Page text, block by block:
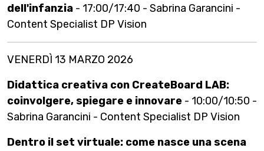
dell'infanzia - 17:00/17:40 - Sabrina Garancini -
Content Specialist DP Vision
VENERDÌ 13 MARZO 2026
Didattica creativa con CreateBoard LAB:
coinvolgere, spiegare e innovare - 10:00/10:50 -
Sabrina Garancini - Content Specialist DP Vision
Dentro il set virtuale: come nasce una scena